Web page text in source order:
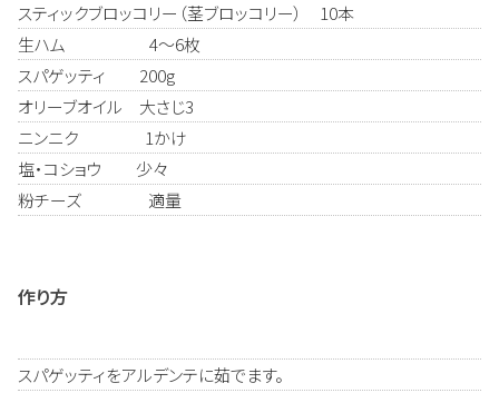
スティックブロッコリー（茎ブロッコリー） 10本
生ハム 4～6枚
スパゲッティ 200g
オリーブオイル 大さじ3
ニンニク 1かけ
塩・コショウ 少々
粉チーズ 適量
作り方
スパゲッティをアルデンテに茹でます。